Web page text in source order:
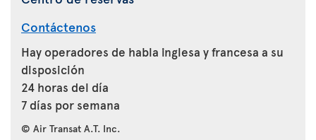
Contáctenos
Hay operadores de habla inglesa y francesa a su
disposición
24 horas del día
7 días por semana
© Air Transat A.T. Inc.